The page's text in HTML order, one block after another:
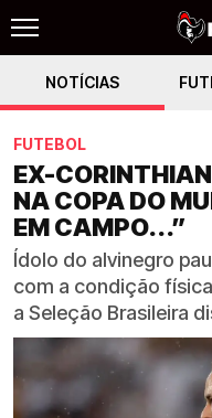
NOTÍCIAS
FUTEBOL
EX-
NA COPA DO
EM CAMPO...”
Ídolo do alvinegro
com a condição
a Seleção Brasileira